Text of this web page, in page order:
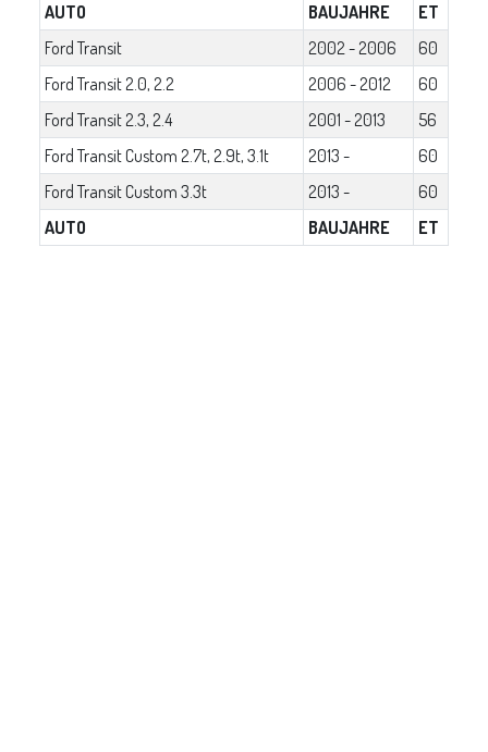
AUTO BAUJAHRE
ET
Ford Transit
2002 - 2006
60
Ford Transit 2.0, 2.2
2006 - 2012
60
Ford Transit 2.3, 2.4
2001 - 2013
56
Ford Transit Custom 2.7t, 2.9t, 3.1t
2013 -
60
Ford Transit Custom 3.3t
2013 -
60
AUTO
BAUJAHRE ET